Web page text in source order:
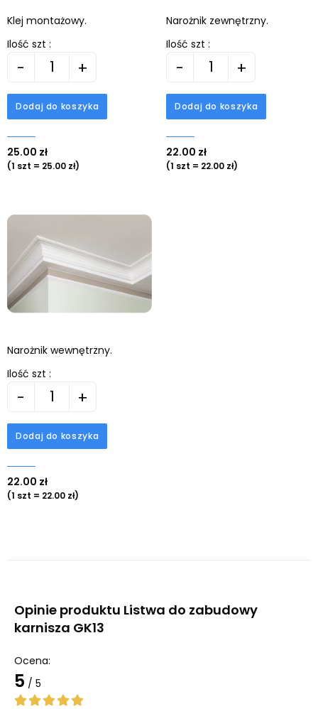
Klej montażowy.
Ilość szt :
- +
Dodaj do koszyka
25.00 zł
(1 szt = 25.00 zł)
Narożnik zewnętrzny.
Ilość szt :
- +
Dodaj do koszyka
22.00 zł
(1 szt = 22.00 zł)
Narożnik wewnętrzny.
Ilość szt :
- +
Dodaj do koszyka
22.00 zł
(1 szt = 22.00 zł)
Opinie produktu Listwa do zabudowy
karnisza GK13
Ocena:
5 / 5